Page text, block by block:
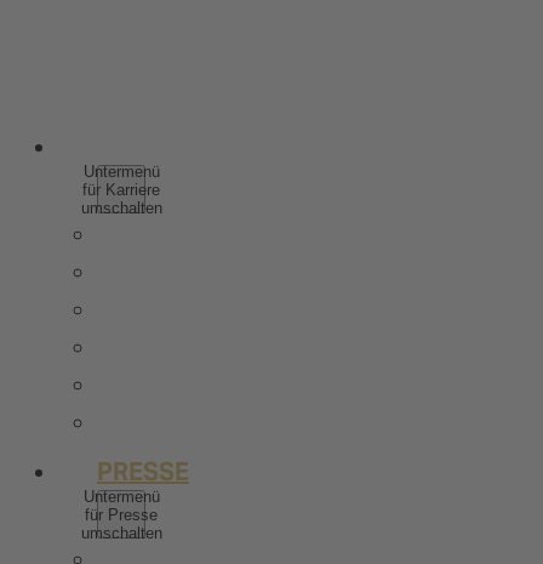
Untermenü
für Karriere
umschalten
PRESSE
Untermenü
für Presse
umschalten